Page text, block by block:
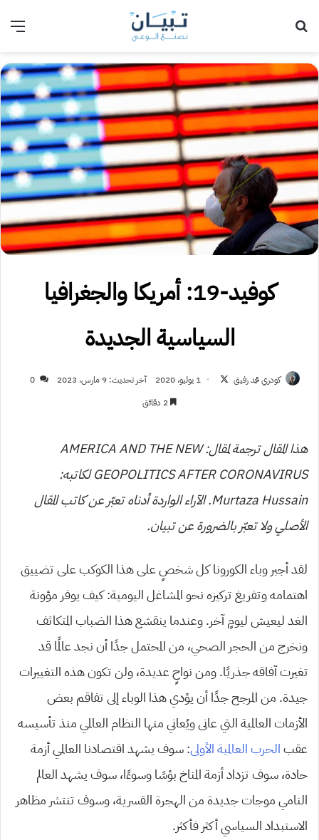
كوفيد-19: أمريكا والجغرافيا
السياسية الجديدة
كودري محمد رفيق 1 يوليو، 2020 آخر تحديث: 9 مارس، 2023
0
هذا المقال ترجمة لمقال: AMERICA AND THE NEW
GEOPOLITICS AFTER CORONAVIRUS لكاتبه:
Murtaza Hussain. الآراء الواردة أدناه تعبّر عن كاتب المقال
الأصلي ولا تعبّر بالضرورة عن تبيان.
لقد أجبر وباء الكورونا كل شخصٍ على هذا الكوكب على تضييق
اهتمامه وتفريغ تركيزه نحو المشاغل اليومية: كيف يوفر مؤونة
الغد ليعيش ليومٍ آخر. وعندما ينقشع هذا الضباب المتكاثف
ونخرج من الحجر الصحي، من المحتمل جدًا أن نجد عالمًا قد
تغيرت آفاقه جذريًا. ومن نواحٍ عديدة، ولن تكون هذه التغييرات
جيدة. من المرجح جدًا أن يؤدي هذا الوباء إلى تفاقم بعض
الأزمات العالمية التي عانى ويُعاني منها النظام العالمي منذ تأسيسه
عقبالحرب العالمية الأولى: سوف يشهد اقتصادنا العالمي أزمة
حادة، سوف تزداد أزمة المناخ بؤسًا وسوءًا، سوف يشهد العالم
النامي موجات جديدة من الهجرة القسرية، وسوف تنتشر مظاهر
الاستبداد السياسي أكثر فأكثر.